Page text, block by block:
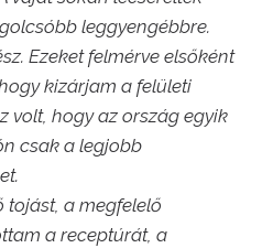
leggyengébbre.
Ezeket felmérve elsőként
kizárjam a felületi
volt, hogy az ország egyik
csak a legjobb
tojást, a megfelelő
a receptúrát, a